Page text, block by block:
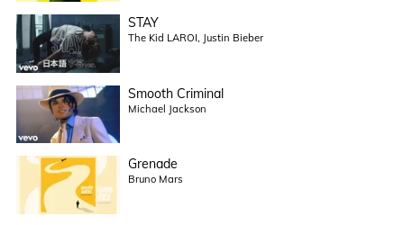
STAY
The Kid LAROI, Justin Bieber
Smooth Criminal
Michael Jackson
Grenade
Bruno Mars